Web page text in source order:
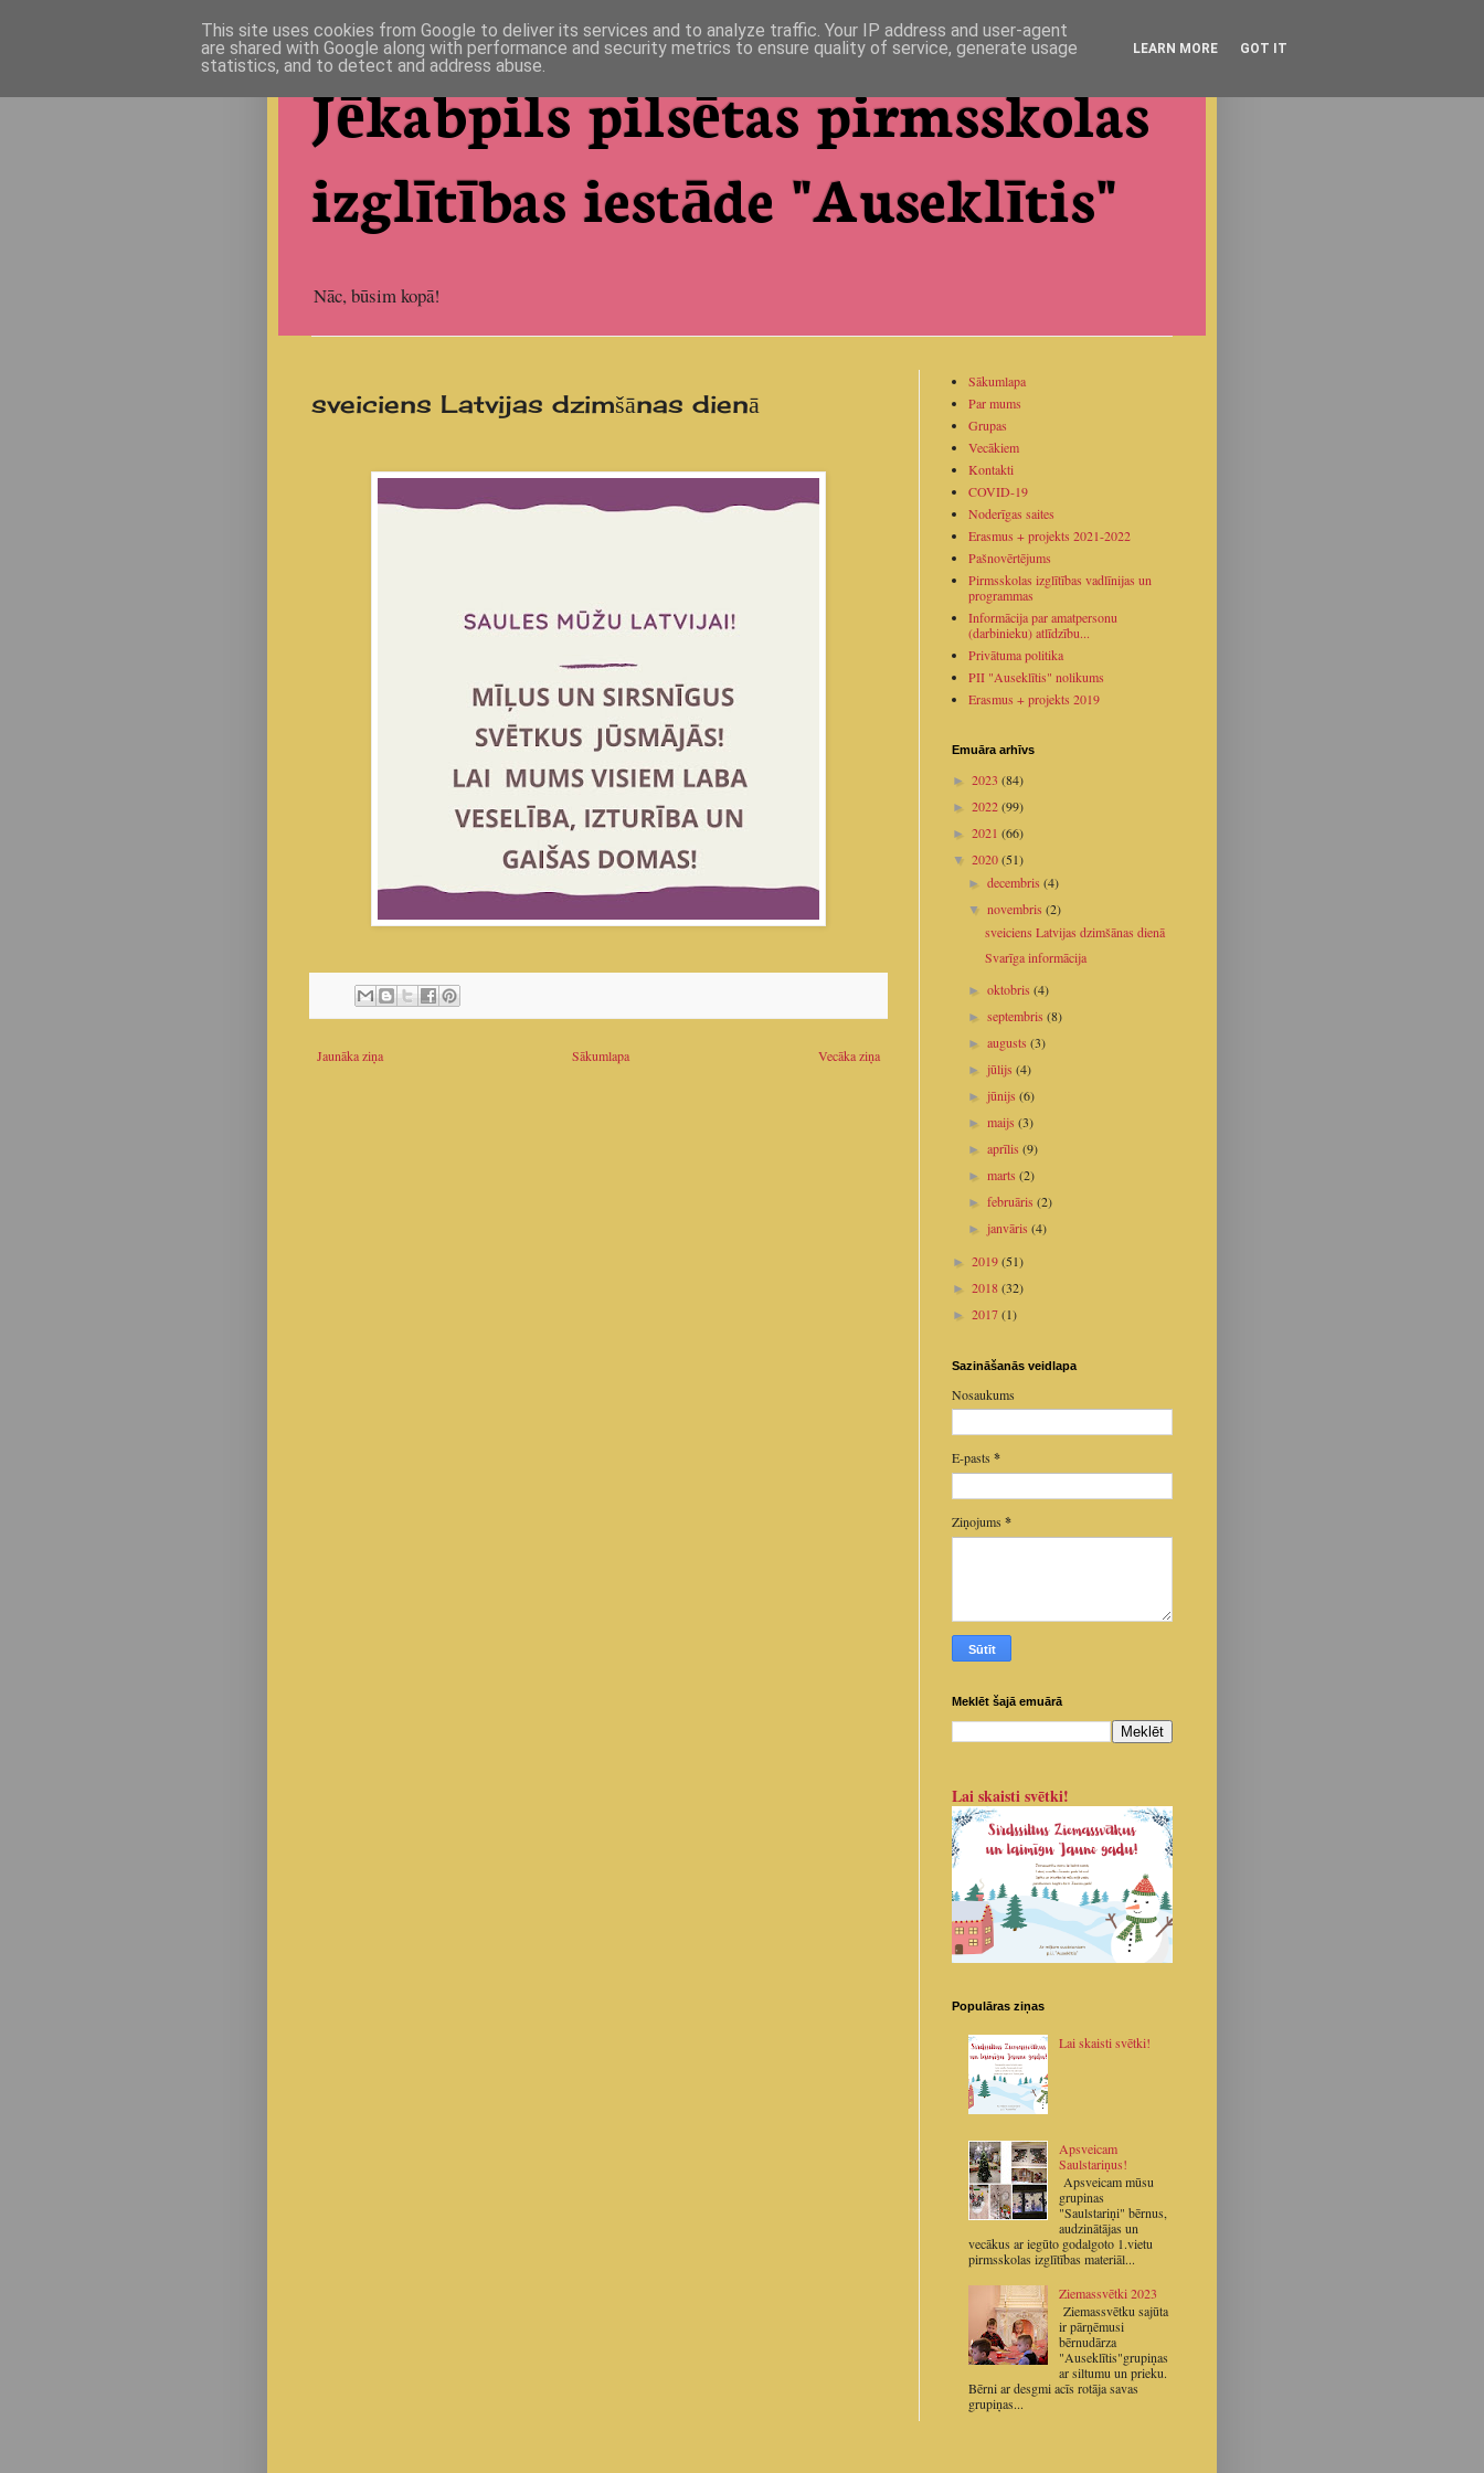
Jēkabpils pilsētas pirmsskolas
izglītības iestāde "Auseklītis"
Nāc, būsim kopā!
sveiciens Latvijas dzimšānas dienā
Jaunāka ziņa Vecāka ziņa
Sākumlapa
Sākumlapa
Par mums
Grupas
Vecākiem
Kontakti
COVID-19
Noderīgas saites
Erasmus + projekts 2021-2022
Pašnovērtējums
Pirmsskolas izglītības vadlīnijas un
programmas
Informācija par amatpersonu
(darbinieku) atlīdzību...
Privātuma politika
PII "Auseklītis" nolikums
Erasmus + projekts 2019
Emuāra arhīvs
► 2023 (84)
► 2022(99)
► 2021 (66)
▼ 2020(51)
►decembris(4)
▼novembris(2)
sveiciens Latvijas dzimšānas dienā
Svarīga informācija
►oktobris(4)
►septembris(8)
►augusts(3)
►jūlijs(4)
►jūnijs(6)
►maijs(3)
►aprīlis(9)
►marts(2)
►februāris(2)
►janvāris(4)
► 2019(51)
► 2018(32)
► 2017(1)
Sazināšanās veidlapa
Nosaukums
E-pasts *
Ziņojums *
Meklēt šajā emuārā
Lai skaisti svētki!
Populāras ziņas
Lai skaisti svētki!
Apsveicam
Saulstariņus!
Apsveicam mūsu
grupinas
"Saulstariņi" bērnus,
audzinātājas un
vecākus ar iegūto godalgoto 1.vietu
pirmsskolas izglītības materiāl...
Ziemassvētki 2023
Ziemassvētku sajūta
ir pārņēmusi
bērnudārza
"Auseklītis"grupiņas
ar siltumu un prieku.
Bērni ar desgmi acīs rotāja savas
grupiņas...
This site uses cookies from Google to deliver its services and to analyze traffic. Your IP address and user-agent
are shared with Google along with performance and security metrics to ensure quality of service, generate usage
statistics, and to detect and address abuse.
LEARN MORE GOT IT